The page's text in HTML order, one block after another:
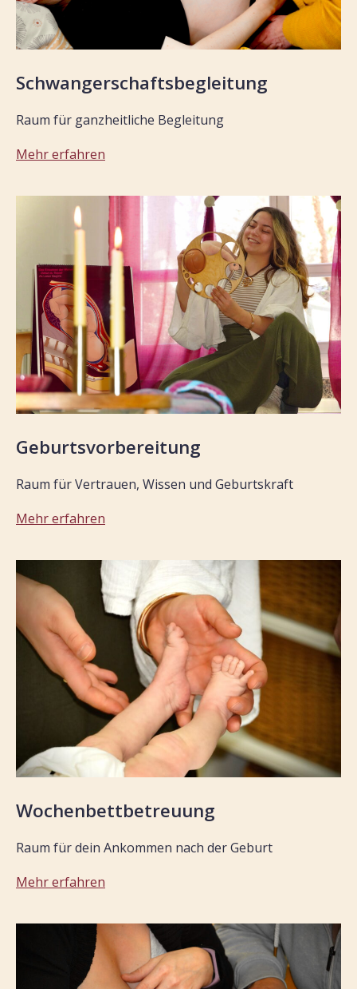
Schwangerschaftsbegleitung
Raum für ganzheitliche Begleitung
Mehr erfahren
Geburtsvorbereitung
Raum für Vertrauen, Wissen und Geburtskraft
Mehr erfahren
Wochenbettbetreuung
Raum für dein Ankommen nach der Geburt
Mehr erfahren